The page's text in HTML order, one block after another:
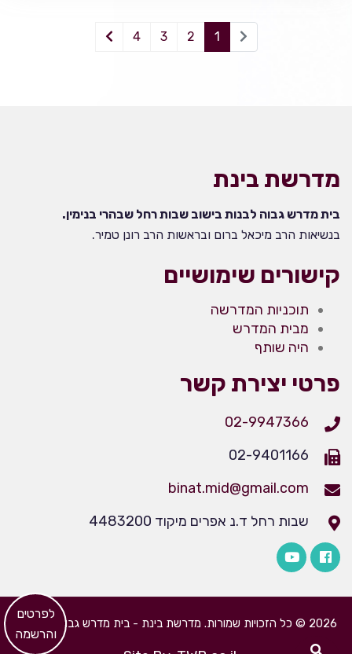
1
2
3
4
מדרשת בינת
בית מדרש גבוה לבנות בישוב שבות רחל שבהרי בנימין.
בנשיאות הרב מיכאל ברום ובראשות הרב רונן טמיר.
קישורים שימושיים
תוכניות המדרשה
מבית המדרש
היה שותף
פרטי יצירת קשר
02-9947366
02-9401166
binat.mid@gmail.com
שבות רחל ד.נ אפרים מיקוד 4483200
2026 © כל הזכויות שמורות. מדרשת בינת - בית מדרש גבוה לבנות
​לפרטים
והרשמה